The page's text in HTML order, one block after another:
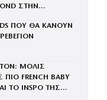
ΣΤΗΝ
ΠΟΥ ΘΑ ΚΑΝΟΥΝ
ΜΟΛΙΣ
FRENCH BABY
ΤΟ INSPO ΤΗΣ